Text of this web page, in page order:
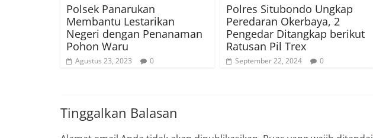
Polsek Panarukan
Membantu Lestarikan
Negeri dengan Penanaman
Pohon Waru
Agustus 23, 2023 0
Polres Situbondo Ungkap
Peredaran Okerbaya, 2
Pengedar Ditangkap berikut
Ratusan Pil Trex
September 22, 2024 0
Tinggalkan Balasan